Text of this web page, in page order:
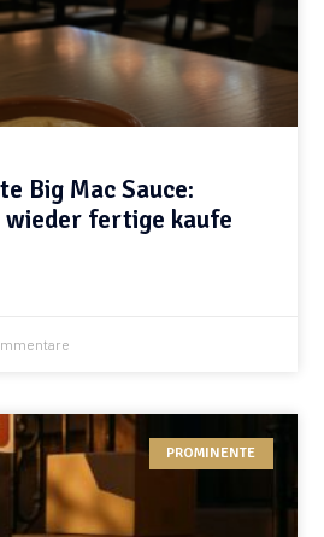
Big Mac Sauce:
wieder fertige kaufe
PROMINENTE